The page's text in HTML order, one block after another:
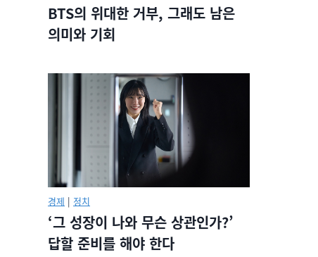
BTS의 위대한 거부, 그래도 남은
의미와 기회
경제 | 정치
‘그 성장이 나와 무슨 상관인가?’
답할 준비를 해야 한다